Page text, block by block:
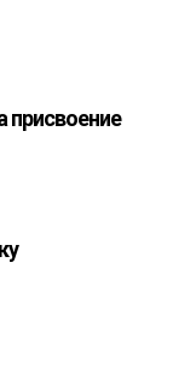
присвоение